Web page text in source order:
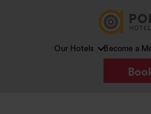
Our Hotels Become a